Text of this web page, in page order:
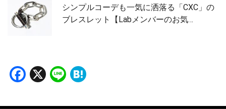
シンプルコーデも一気に洒落る「CXC」の
ブレスレット【Labメンバーのお気…
Facebook
X Line